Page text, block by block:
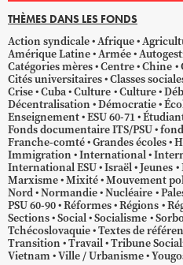
THÈMES DANS LES FONDS
Action syndicale Afrique
Amérique Latine Armée
Catégories mères Centre Chine
Cités universitaires Classes
Crise Cuba Culture Culture
Décentralisation Démocratie
Enseignement ESU 60-71
Fonds documentaire ITS/PSU
Franche-comté Grandes écoles
Immigration International
International ESU Israël Jeunes
Marxisme Mixité Mouvement
Nord Normandie Nucléaire
PSU 60-90 Réformes Régions
Sections Social Socialisme
Tchécoslovaquie Textes de
Transition Travail Tribune
Vietnam Ville / Urbanisme